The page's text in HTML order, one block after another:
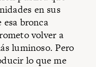
en sus
esa bronca
volver a
luminoso. Pero
lo que me